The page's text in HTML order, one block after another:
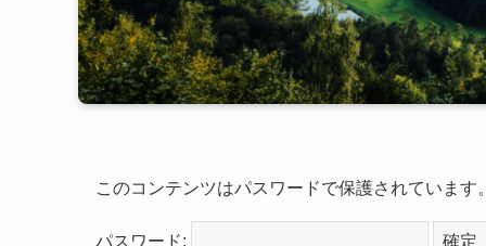
このコンテンツはパスワードで保護されていま
パスワード: